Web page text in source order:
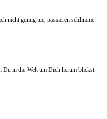
nicht genug tue, passieren schlimme
Du in die Welt um Dich herum blickst